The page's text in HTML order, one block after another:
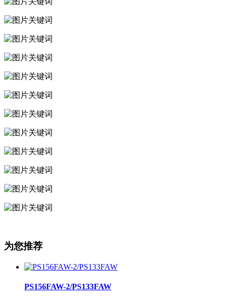
为您推荐
PS156FAW-2/PS133FAW